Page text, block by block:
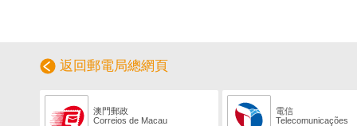
返回郵電局總網頁
澳門郵政
Correios de Macau
電信
Telecomunicações